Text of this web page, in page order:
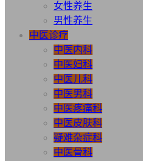
女性养生
男性养生
中医诊疗
中医内科
中医妇科
中医儿科
中医男科
中医疼痛科
中医皮肤科
疑难杂症科
中医骨科